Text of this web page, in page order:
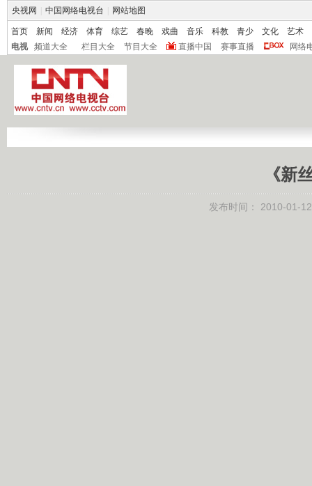
央视网 中国网络电视台 网站地图
首页 新闻 经济 体育 综艺 春晚 戏曲 音乐 科教 青少 文化
艺术
电视
频道大全 栏目大全 节目大全 直播中国 赛事直播 网络
《新
发布时间： 2010-01-